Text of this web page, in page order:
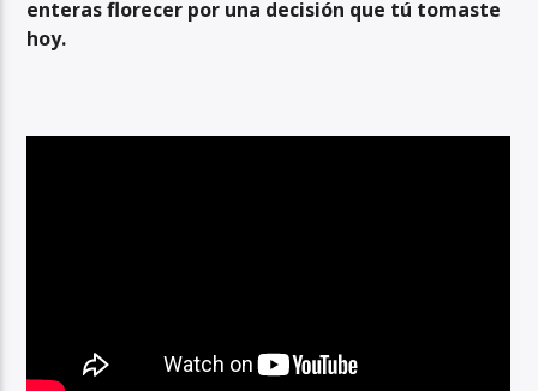
enteras florecer por una decisión que tú tomaste
hoy.